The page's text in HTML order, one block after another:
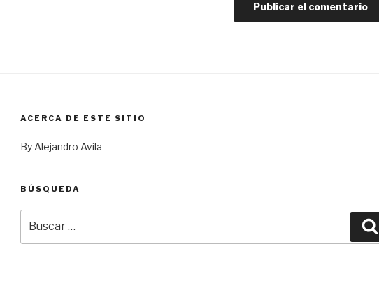
ACERCA DE ESTE SITIO
By Alejandro Avila
BÚSQUEDA
por: